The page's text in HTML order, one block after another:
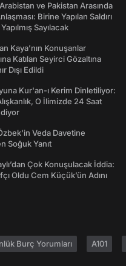
ve Pakistan Arasında
Birine Yapılan Saldırı
Sayılacak
Kaya’nın Konuşanlar
Katılan Seyirci Gözaltına
Dışı Edildi
Kur'an-ı Kerim Dinletiliyor:
O İlimizde 24 Saat
Veda Davetine
Soğuk Yanıt
Çok Konuşulacak İddia:
Oldu Cem Küçük’ün Adını
Burç Yorumları A101